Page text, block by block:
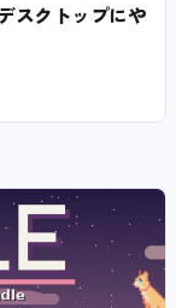
スクトップにや